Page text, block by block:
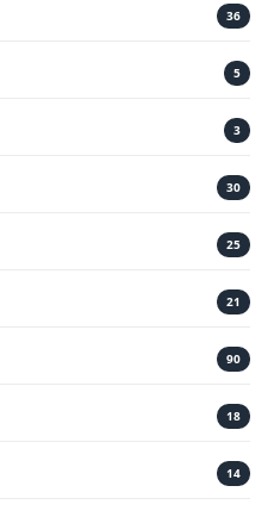
36
5
3
30
25
21
90
18
14